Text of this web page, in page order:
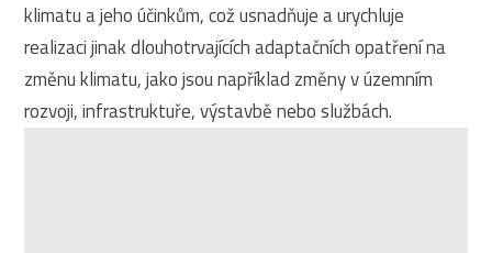
klimatu a jeho účinkům, což usnadňuje a urychluje
realizaci jinak dlouhotrvajících adaptačních opatření na
změnu klimatu, jako jsou například změny v územním
rozvoji, infrastruktuře, výstavbě nebo službách.